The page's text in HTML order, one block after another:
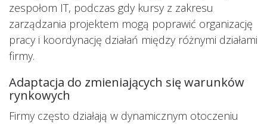
zespołom IT, podczas gdy kursy z zakresu
zarządzania projektem mogą poprawić organizację
pracy i koordynację działań między różnymi działami
firmy.
Adaptacja do zmieniających się warunków
rynkowych
Firmy często działają w dynamicznym otoczeniu